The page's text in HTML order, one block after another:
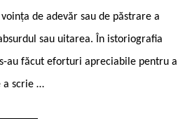
de adevăr sau de păstrare a
sau uitarea. În istoriografia
au făcut eforturi apreciabile pentru a
a scrie …